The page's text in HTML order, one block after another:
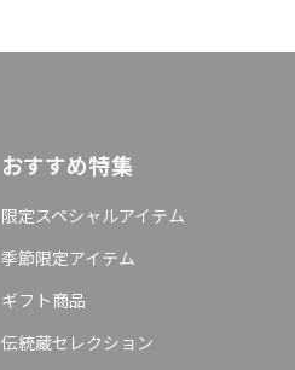
おすすめ特集
限定スペシャルアイテム
季節限定アイテム
ギフト商品
伝統蔵セレクション